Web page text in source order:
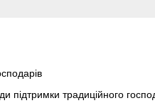
підтримки традиційного